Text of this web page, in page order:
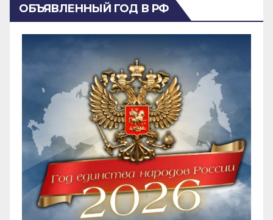
ОБЪЯВЛЕННЫЙ ГОД В РФ